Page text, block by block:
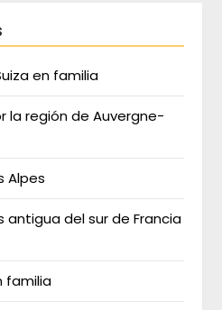
en familia
la región de Auvergne-
Alpes
antigua del sur de Francia
familia